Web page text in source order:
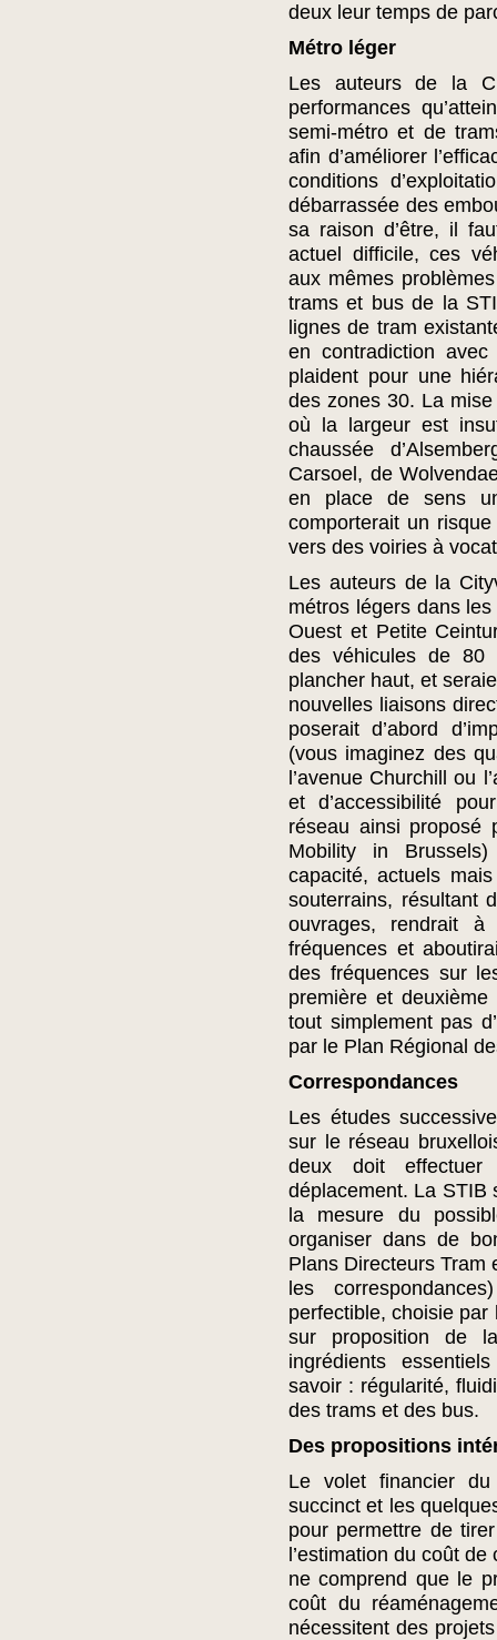
deux leur temps de
Métro léger
Les auteurs de la
performances
semi-métro et de
afin d’améliorer
conditions
débarrassée des
sa raison d’être, il
actuel difficile, ces
aux mêmes
trams et bus de la
lignes de tram
en contradiction
plaident pour une
des zones 30. La
où la largeur est
chaussée
Carsoel, de
en place de sens
comporterait un
vers des voiries à
Les auteurs de la
métros légers dans
Ouest et Petite
des véhicules de 80
plancher haut, et
nouvelles liaisons
poserait d’abord
(vous imaginez des
l’avenue Churchill ou
et d’accessibilité
réseau ainsi proposé
Mobility in Brussels)
capacité, actuels
souterrains, résultant
ouvrages, rendrait
fréquences et
des fréquences sur
première et
tout simplement pas
par le Plan Régional
Correspondances
Les études
sur le réseau
deux doit
déplacement. La STIB
la mesure du
organiser dans de
Plans Directeurs Tram
les
perfectible, choisie
sur proposition de
ingrédients
savoir : régularité,
des trams et des bus.
Des propositions
Le volet financier du
succinct et les
pour permettre de
l’estimation du coût
ne comprend que le
coût du
nécessitent des